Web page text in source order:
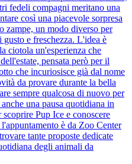
fedeli compagni meritano una
così una piacevole sorpresa
zampe, un modo diverso per
e freschezza. L'idea è
ciotola un'esperienza che
pensata però per il
che incuriosisce già dal nome
da provare durante la bella
sempre qualcosa di nuovo per
una pausa quotidiana in
Pup Ice e conoscere
è da Zoo Center
tante proposte dedicate
degli animali da